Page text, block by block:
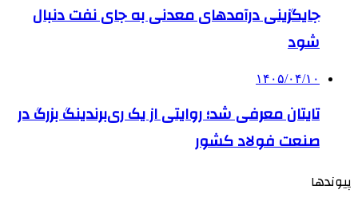
جایگزینی درآمدهای معدنی به جای نفت دنبال
شود
۱۴۰۵/۰۴/۱۰
تایتان معرفی شد؛ روایتی از یک ری‌برندینگ بزرگ در
صنعت فولاد کشور
پیوندها